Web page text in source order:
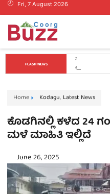
Fri, 7 August 2026
FLASH NEWS
ಕೊಡಗಿನ ಯುವ
ಎದುರು ಸಿಎಂ
Home Kodagu, Latest News
ಕೊಡಗಿನಲ್ಲಿ ಕಳೆದ 24
ಮಳೆ ಮಾಹಿತಿ ಇಲ್ಲಿದೆ
June 26, 2025